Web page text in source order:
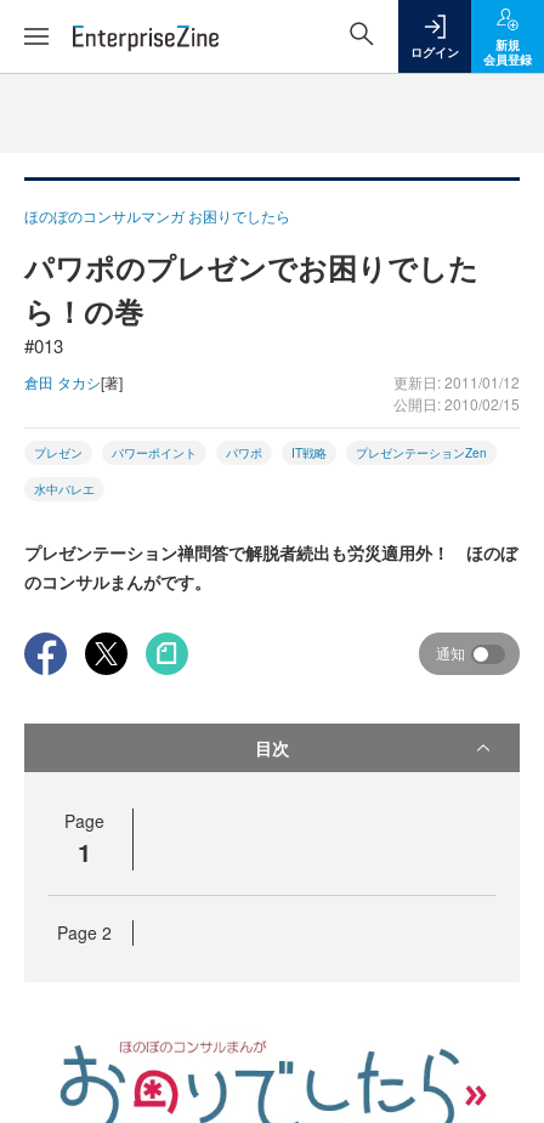
ログイン
新規
会員登録
ほのぼのコンサルマンガ お困りでしたら
パワポのプレゼンでお困りでした
ら！の巻
#013
倉田 タカシ[著]
更新日: 2011/01/12
公開日: 2010/02/15
プレゼン パワーポイント パワポ IT戦略 プレゼンテーションZen
水中バレエ
プレゼンテーション禅問答で解脱者続出も労災適用外！ ほのぼ
のコンサルまんがです。
通知
目次
Page
1
Page 2